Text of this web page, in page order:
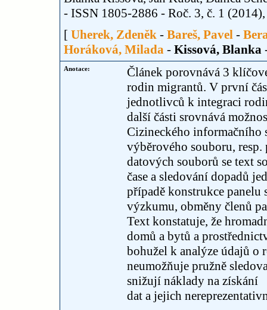
- ISSN 1805-2886 - Roč. 3, č. 1
[ Uherek, Zdeněk - Bareš, Pavel -
Horáková, Milada - Kissová, Blanka
Anotace:
Článek porovnává 3
rodin migrantů. V první
jednotlivců k integraci
další části srovnává
Cizineckého informačního
výběrového souboru,
datových souborů se text
čase a sledování dopadů
případě konstrukce
výzkumu, obměny členů
Text konstatuje, že
domů a bytů a
bohužel k analýze údajů o
neumožňuje pružně
snižují náklady na získání
dat a jejich